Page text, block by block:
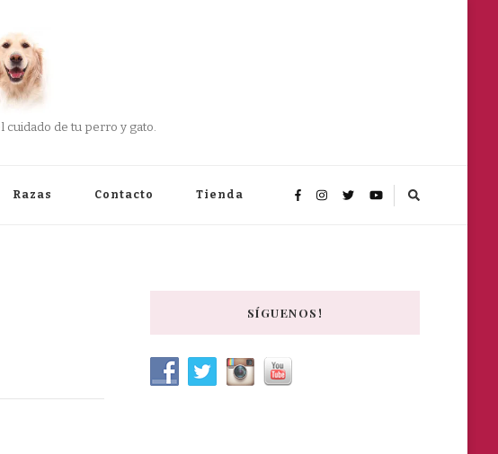
de tu perro y gato.
Razas Contacto Tienda
SÍGUENOS!